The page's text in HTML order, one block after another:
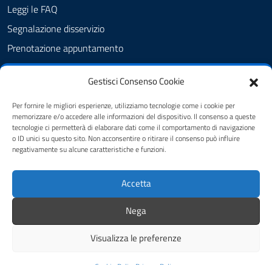
Gestisci Consenso Cookie
Per fornire le migliori esperienze, utilizziamo tecnologie come i cookie per
memorizzare e/o accedere alle informazioni del dispositivo. Il consenso a queste
tecnologie ci permetterà di elaborare dati come il comportamento di navigazione
o ID unici su questo sito. Non acconsentire o ritirare il consenso può influire
negativamente su alcune caratteristiche e funzioni.
Accetta
Nega
Visualizza le preferenze
Leggi le FAQ
Segnalazione disservizio
Prenotazione appuntamento
Richiesta assistenza
Amministrazione trasparente
Informativa privacy
Cookie Policy (UE)
Feedback